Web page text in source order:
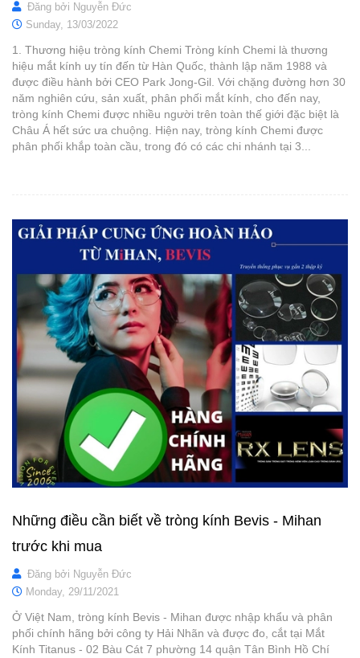
Đăng bởi Nguyễn Đức
Sunday, 13/03/2022
1. Thương hiệu tròng kính Chemi Tròng kính Chemi là thương
hiệu mắt kính uy tín đến từ Hàn Quốc, thành lập năm 1988 và
được điều hành bởi CEO Park Jong-Gil. Với chặng đường hơn 30
năm nghiên cứu, sản xuất, phân phối mắt kính, cho đến nay,
tròng kính Chemi được nhiều người trên toàn thế giới đặc biệt là
Châu Á hết sức ưa chuộng. Hiện nay, tròng kính Chemi được
phân phối khắp toàn cầu, trong đó có các chi nhánh tại 3...
Những điều cần biết về tròng kính Bevis - Mihan
trước khi mua
Đăng bởi Nguyễn Đức
Monday, 29/11/2021
Ở Việt Nam, tròng kính Bevis - Mihan được nhập khẩu và phân
phối chính hãng bởi công ty Hải Nhãn và được đo, cắt tại Mắt
Kính Titanus - 02 Bàu Cát 7 phường 14 quận Tân Bình Hồ Chí